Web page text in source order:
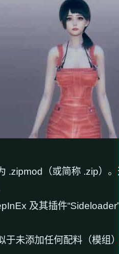
.zipmod（或简称 .zip）
及其插件“Sideloader”
未添加任何配料（模组）